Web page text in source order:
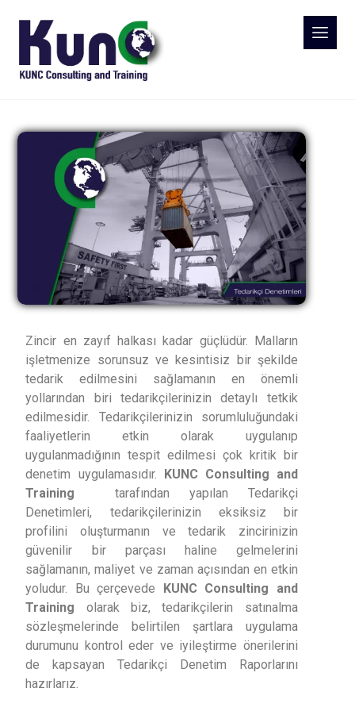
Zincir en zayıf halkası kadar güçlüdür. Malların
işletmenize sorunsuz ve kesintisiz bir şekilde
tedarik edilmesini sağlamanın en önemli
yollarından biri tedarikçilerinizin detaylı tetkik
edilmesidir. Tedarikçilerinizin sorumluluğundaki
faaliyetlerin etkin olarak uygulanıp
uygulanmadığının tespit edilmesi çok kritik bir
denetim uygulamasıdır. KUNC Consulting and
Training tarafından yapılan Tedarikçi
Denetimleri, tedarikçilerinizin eksiksiz bir
profilini oluşturmanın ve tedarik zincirinizin
güvenilir bir parçası haline gelmelerini
sağlamanın, maliyet ve zaman açısından en etkin
yoludur. Bu çerçevede KUNC Consulting and
Training olarak biz, tedarikçilerin satınalma
sözleşmelerinde belirtilen şartlara uygulama
durumunu kontrol eder ve iyileştirme önerilerini
de kapsayan Tedarikçi Denetim Raporlarını
hazırlarız.